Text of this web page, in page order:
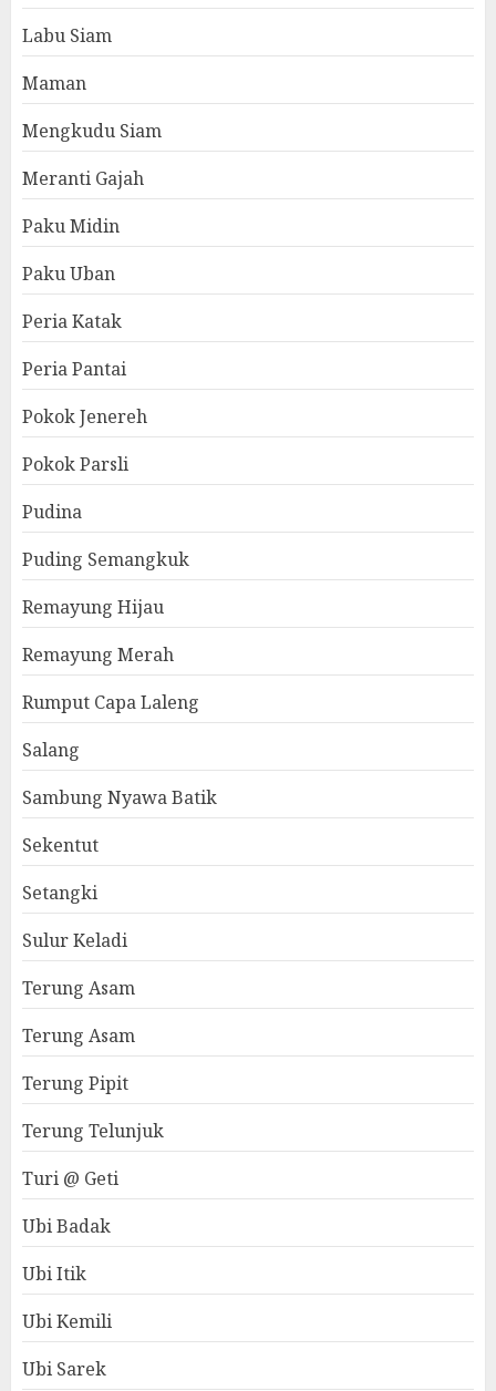
Labu Siam
Maman
Mengkudu Siam
Meranti Gajah
Paku Midin
Paku Uban
Peria Katak
Peria Pantai
Pokok Jenereh
Pokok Parsli
Pudina
Puding Semangkuk
Remayung Hijau
Remayung Merah
Rumput Capa Laleng
Salang
Sambung Nyawa Batik
Sekentut
Setangki
Sulur Keladi
Terung Asam
Terung Asam
Terung Pipit
Terung Telunjuk
Turi @ Geti
Ubi Badak
Ubi Itik
Ubi Kemili
Ubi Sarek